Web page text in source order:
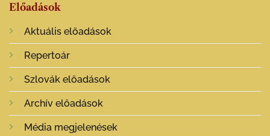
Előadások
Aktuális előadások
Repertoár
Szlovák előadások
Archív előadások
Média megjelenések